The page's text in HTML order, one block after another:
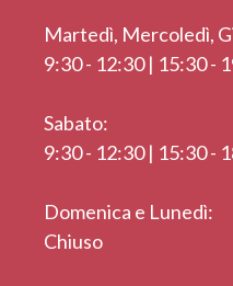
Martedì, Mercoledì,
9:30 - 12:30 | 15:30 -
Sabato:
9:30 - 12:30 | 15:30 -
Domenica e Lunedì:
Chiuso